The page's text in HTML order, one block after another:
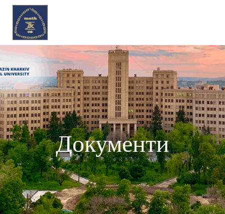
Документи